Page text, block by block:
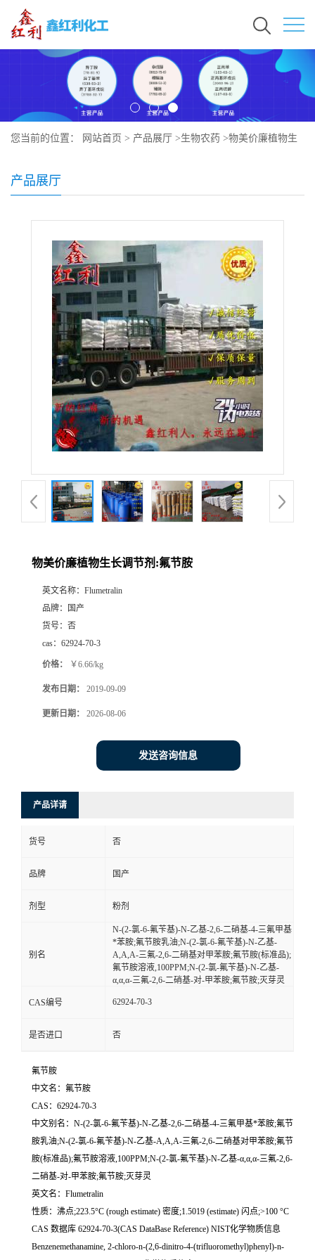
您当前的位置： 网站首页 > 产品展厅 >生物农药 >物美价廉植物生
产品展厅
物美价廉植物生长调节剂:氟节胺
英文名称： Flumetralin
品牌：
国产
货号： 否
cas： 62924-70-3
价格： ￥6.66/kg
发布日期： 2019-09-09
更新日期： 2026-08-06
发送咨询信息
产品详请
货号 否
品牌 国产
剂型 粉剂
别名
N-(2-氯-6-氟苄基)-N-乙基-2,6-二硝基-4-三氟甲基
*苯胺;氟节胺乳油;N-(2-氯-6-氟苄基)-N-乙基-
Α,Α,Α-三氟-2,6-二硝基对甲苯胺;氟节胺(标准品);
氟节胺溶液,100PPM;N-(2-氯-氟苄基)-N-乙基-
α,α,α-三氟-2,6-二硝基-对-甲苯胺;氟节胺;灭芽灵
CAS编号 62924-70-3
是否进口 否
氟节胺
中文名：氟节胺
CAS：62924-70-3
中文别名：N-(2-氯-6-氟苄基)-N-乙基-2,6-二硝基-4-三氟甲基*苯胺;氟节
胺乳油;N-(2-氯-6-氟苄基)-N-乙基-Α,Α,Α-三氟-2,6-二硝基对甲苯胺;氟节
胺(标准品);氟节胺溶液,100PPM;N-(2-氯-氟苄基)-N-乙基-α,α,α-三氟-2,6-
二硝基-对-甲苯胺;氟节胺;灭芽灵
英文名：Flumetralin
性质：沸点;223.5°C (rough estimate) 密度;1.5019 (estimate) 闪点;>100 °C
CAS 数据库 62924-70-3(CAS DataBase Reference) NIST化学物质信息
Benzenemethanamine, 2-chloro-n-(2,6-dinitro-4-(trifluoromethyl)phenyl)-n-